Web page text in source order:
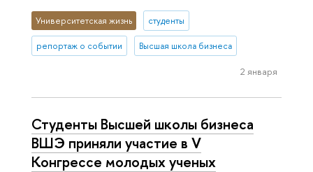
Университетская жизнь студенты
репортаж о событии Высшая школа бизнеса
2 января
Студенты Высшей школы бизнеса
ВШЭ приняли участие в V
Конгрессе молодых ученых